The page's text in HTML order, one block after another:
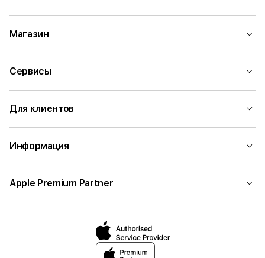
Магазин
Сервисы
Для клиентов
Информация
Apple Premium Partner